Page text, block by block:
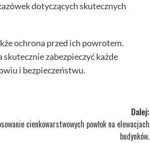
dotyczących skutecznych
ochrona przed ich powrotem.
zabezpieczyć każde
i bezpieczeństwu.
Dalej:
cienkowarstwowych powłok na elewacjach
budynków.